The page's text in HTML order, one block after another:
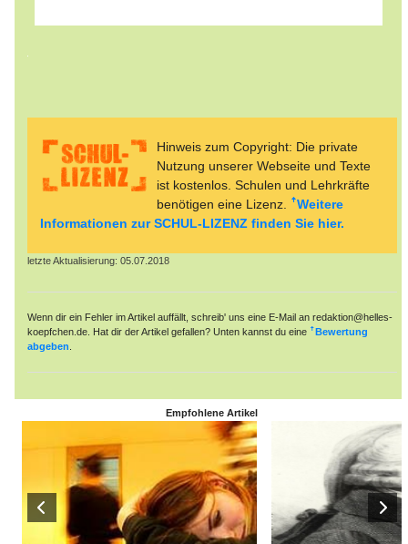
Hinweis zum Copyright: Die private
Nutzung unserer Webseite und Texte
ist kostenlos. Schulen und Lehrkräfte
benötigen eine Lizenz.
Weitere
Informationen zur SCHUL-LIZENZ finden Sie hier.
letzte Aktualisierung: 05.07.2018
Wenn dir ein Fehler im Artikel auffällt, schreib' uns eine E-Mail an redaktion@helles-
koepfchen.de. Hat dir der Artikel gefallen? Unten kannst du eine
Bewertung
abgeben.
Empfohlene Artikel